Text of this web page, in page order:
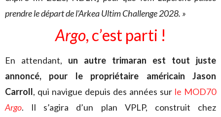
prendre le départ de l’Arkea Ultim Challenge2028. »
Argo, c’est parti !
En attendant, un autre trimaran est tout juste
annoncé, pour le propriétaire américain Jason
Carroll, qui navigue depuis des années sur le MOD70
Argo. Il s’agira d’un plan VPLP, construit chez